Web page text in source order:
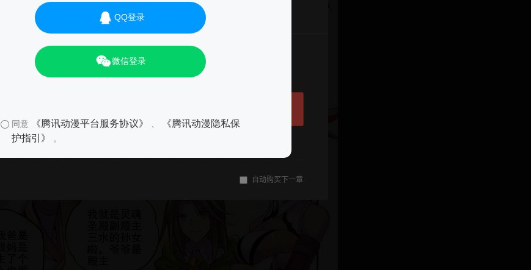
QQ登录
微信登录
同意 《腾讯动漫平台服务协议》
《腾讯动漫隐私保
护指引》
。